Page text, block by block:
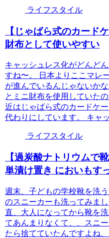
ライフスタイル
【じゃばら式のカード
財布として使いやすい
キャッシュレス化がどんど
すね〜。 日本よりここマレ
が進んでいるんじゃないか
とミニ財布を使用していた
近はじゃばら式のカードケ
代わりにしています。 キャ
ライフスタイル
【過炭酸ナトリウムで
単漬け置き においもす
週末、子どもの学校靴を洗
のスニーカーも洗ってみま
直、大人になってから靴を
てあんまりなくて、、スニ
たら捨てていたんですよね